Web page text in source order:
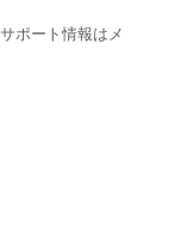
ポート情報はメ